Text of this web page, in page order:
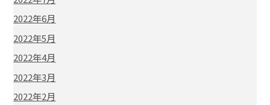
2022年6月
2022年5月
2022年4月
2022年3月
2022年2月